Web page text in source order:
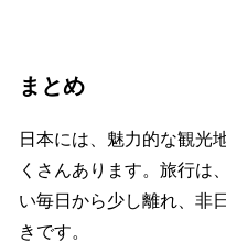
まとめ
日本には、魅力的な観光
くさんあります。旅行は
い毎日から少し離れ、非
きです。